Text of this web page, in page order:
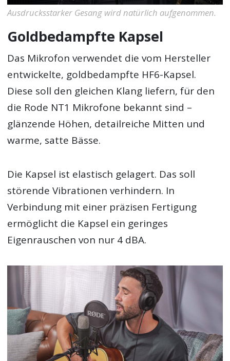
Ausdrucksstarker Gesang wird natürlich aufgenommen.
Goldbedampfte Kapsel
Das Mikrofon verwendet die vom Hersteller
entwickelte, goldbedampfte HF6-Kapsel.
Diese soll den gleichen Klang liefern, für den
die Rode NT1 Mikrofone bekannt sind –
glänzende Höhen, detailreiche Mitten und
warme, satte Bässe.
Die Kapsel ist elastisch gelagert. Das soll
störende Vibrationen verhindern. In
Verbindung mit einer präzisen Fertigung
ermöglicht die Kapsel ein geringes
Eigenrauschen von nur 4 dBA.